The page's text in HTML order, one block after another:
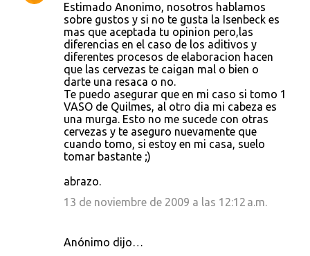
Estimado Anonimo, nosotros hablamos
sobre gustos y si no te gusta la Isenbeck es
mas que aceptada tu opinion pero,las
diferencias en el caso de los aditivos y
diferentes procesos de elaboracion hacen
que las cervezas te caigan mal o bien o
darte una resaca o no.
Te puedo asegurar que en mi caso si tomo 1
VASO de Quilmes, al otro dia mi cabeza es
una murga. Esto no me sucede con otras
cervezas y te aseguro nuevamente que
cuando tomo, si estoy en mi casa, suelo
tomar bastante ;)
abrazo.
13 de noviembre de 2009 a las 12:12 a.m.
Anónimo dijo…